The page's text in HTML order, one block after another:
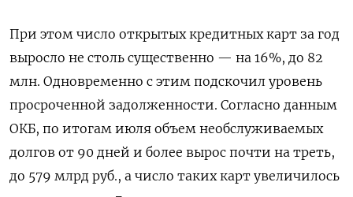
При этом число открытых кредитных карт за год
выросло не столь существенно — на 16%, до 82
млн. Одновременно с этим подскочил уровень
просроченной задолженности. Согласно данным
ОКБ, по итогам июля объем необслуживаемых
долгов от 90 дней и более вырос почти на треть,
до 579 млрд руб., а число таких карт увеличилось